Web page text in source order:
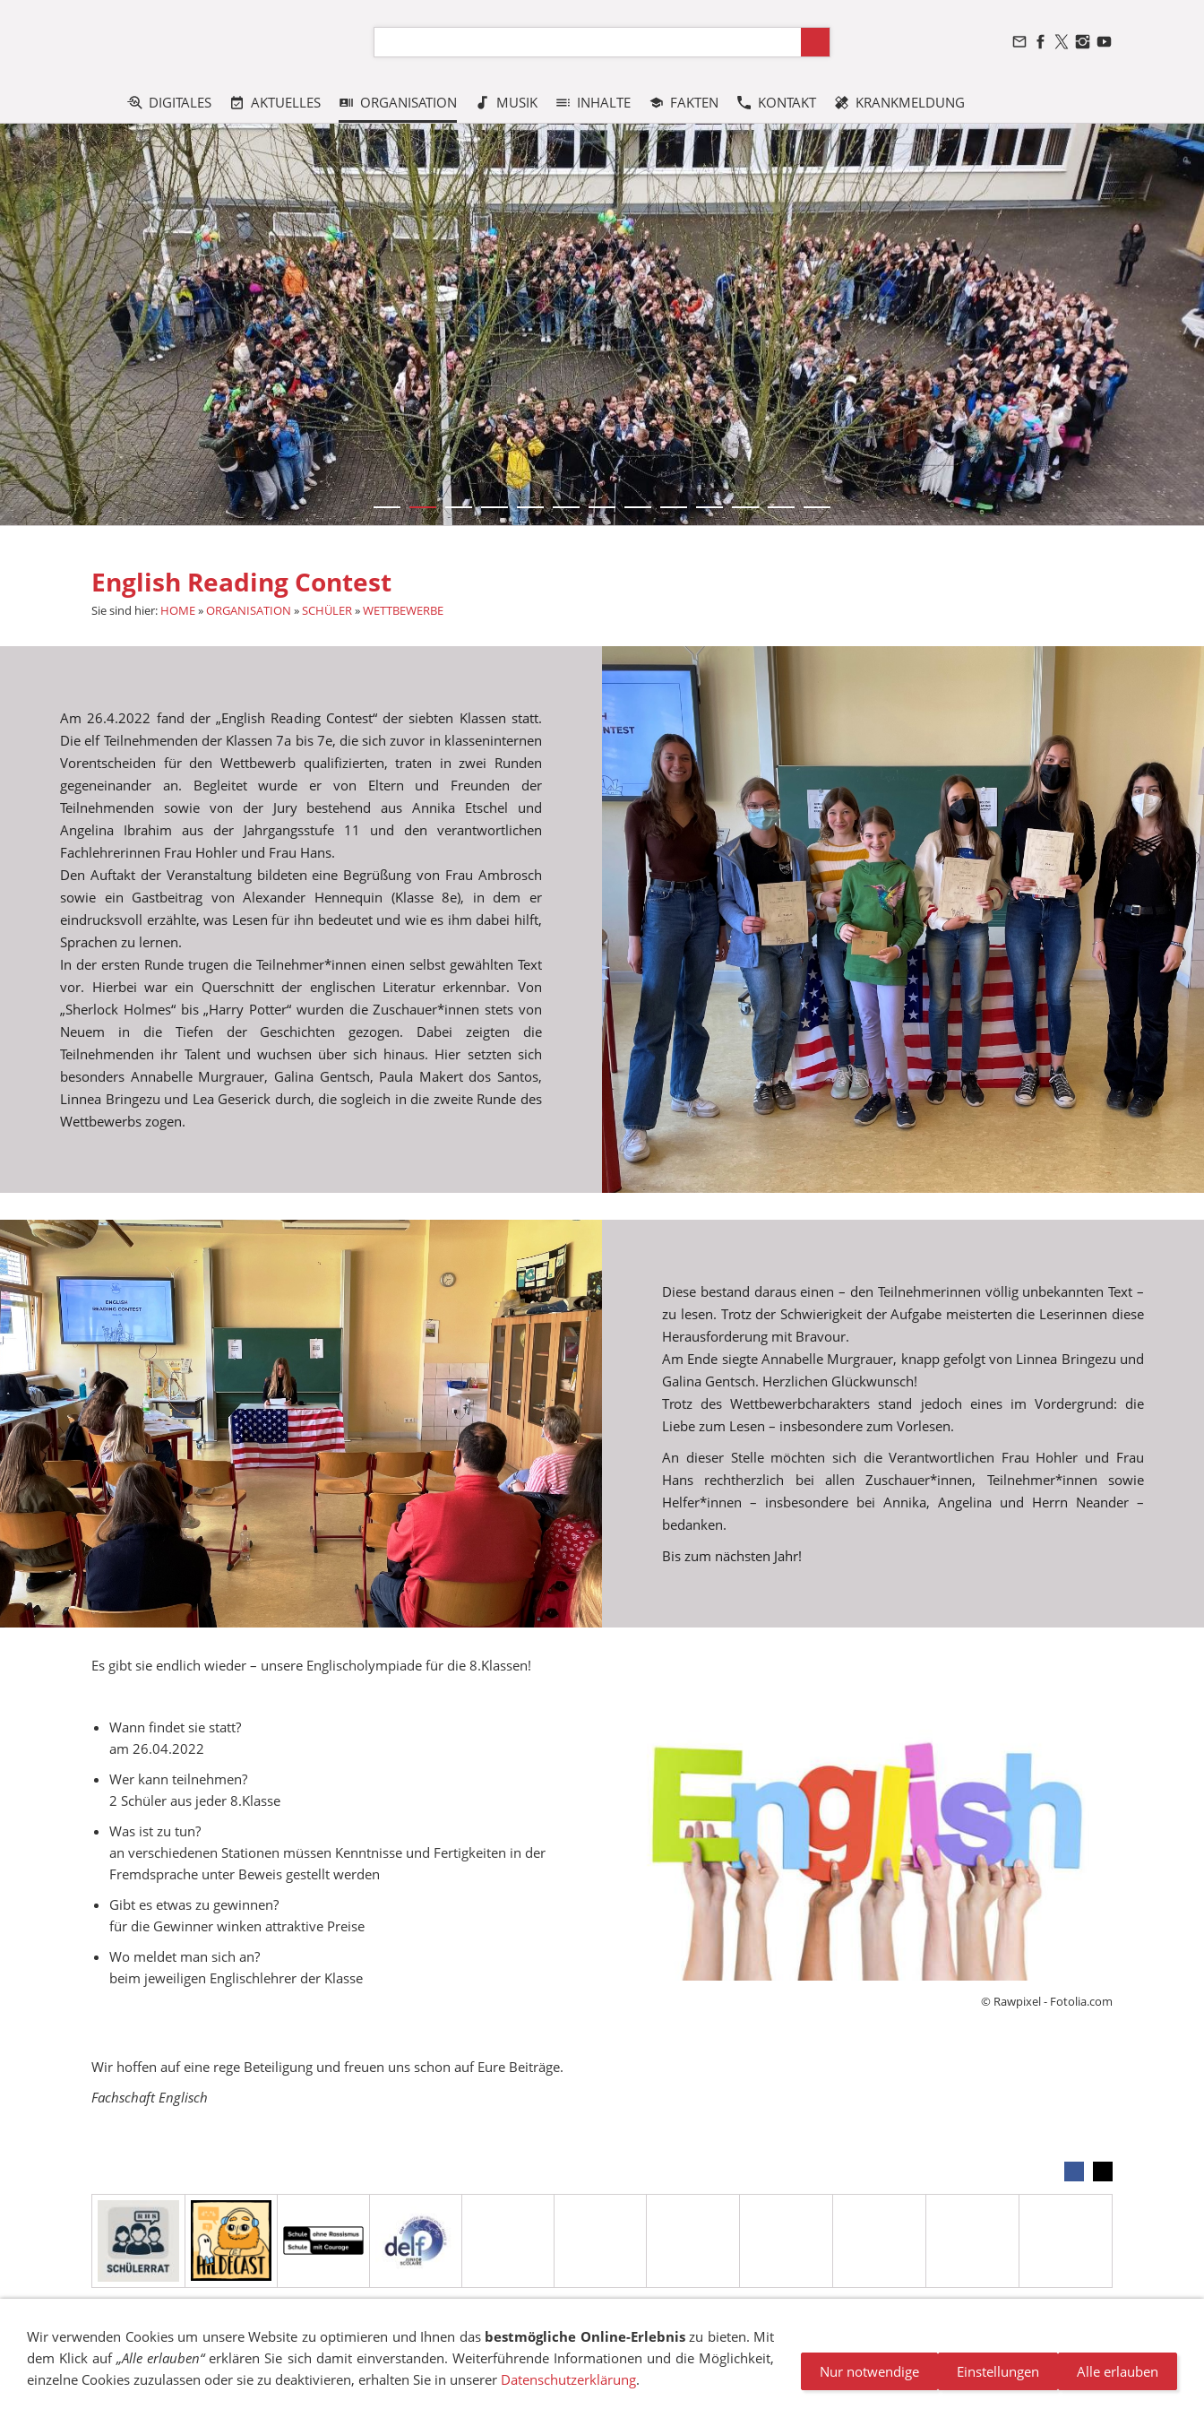
DIGITALES AKTUELLES ORGANISATION MUSIK INHALTE FAKTEN KONTAKT KRANKMELDUNG
English Reading Contest
Sie sind hier: HOME»ORGANISATION »SCHÜLER»WETTBEWERBE
Am 26.4.2022 fand der „English Reading Contest“ der siebten Klassen statt.
Die elf Teilnehmenden der Klassen 7a bis 7e, die sich zuvor in klasseninternen
Vorentscheiden für den Wettbewerb qualifizierten, traten in zwei Runden
gegeneinander an. Begleitet wurde er von Eltern und Freunden der
Teilnehmenden sowie von der Jury bestehend aus Annika Etschel und
Angelina Ibrahim aus der Jahrgangsstufe 11 und den verantwortlichen
Fachlehrerinnen Frau Hohler und Frau Hans.
Den Auftakt der Veranstaltung bildeten eine Begrüßung von Frau Ambrosch
sowie ein Gastbeitrag von Alexander Hennequin (Klasse 8e), in dem er
eindrucksvoll erzählte, was Lesen für ihn bedeutet und wie es ihm dabei hilft,
Sprachen zu lernen.
In der ersten Runde trugen die Teilnehmer*innen einen selbst gewählten Text
vor. Hierbei war ein Querschnitt der englischen Literatur erkennbar. Von
„Sherlock Holmes“ bis „Harry Potter“ wurden die Zuschauer*innen stets von
Neuem in die Tiefen der Geschichten gezogen. Dabei zeigten die
Teilnehmenden ihr Talent und wuchsen über sich hinaus. Hier setzten sich
besonders Annabelle Murgrauer, Galina Gentsch, Paula Makert dos Santos,
Linnea Bringezu und Lea Geserick durch, die sogleich in die zweite Runde des
Wettbewerbs zogen.
Diese bestand daraus einen – den Teilnehmerinnen völlig unbekannten Text –
zu lesen. Trotz der Schwierigkeit der Aufgabe meisterten die Leserinnen diese
Herausforderung mit Bravour.
Am Ende siegte Annabelle Murgrauer, knapp gefolgt von Linnea Bringezu und
Galina Gentsch. Herzlichen Glückwunsch!
Trotz des Wettbewerbcharakters stand jedoch eines im Vordergrund: die
Liebe zum Lesen – insbesondere zum Vorlesen.
An dieser Stelle möchten sich die Verantwortlichen Frau Hohler und Frau
Hans rechtherzlich bei allen Zuschauer*innen, Teilnehmer*innen sowie
Helfer*innen – insbesondere bei Annika, Angelina und Herrn Neander –
bedanken.
Bis zum nächsten Jahr!
Es gibt sie endlich wieder – unsere Englischolympiade für die 8.Klassen!
Wann findet sie statt?
am 26.04.2022
Wer kann teilnehmen?
2 Schüler aus jeder 8.Klasse
Was ist zu tun?
an verschiedenen Stationen müssen Kenntnisse und Fertigkeiten in der
Fremdsprache unter Beweis gestellt werden
Gibt es etwas zu gewinnen?
für die Gewinner winken attraktive Preise
Wo meldet man sich an?
beim jeweiligen Englischlehrer der Klasse
© Rawpixel - Fotolia.com
Wir hoffen auf eine rege Beteiligung und freuen uns schon auf Eure Beiträge.
Fachschaft Englisch
IMPRESSUM SITEMAP DATENSCHUTZ SUCHEN COOKIES TRANSPARENZ BESCHWERDEMANAGEMENT VANDALISMUS NEWSLETTER STELLENANGEBOTE
Wir verwenden Cookies um unsere Website zu optimieren und Ihnen das bestmögliche Online-Erlebniszu bieten. Mit
dem Klick auf„Alle erlauben“erklären Sie sich damit einverstanden. Weiterführende Informationen und die Möglichkeit,
einzelne Cookies zuzulassen oder sie zu deaktivieren, erhalten Sie in unserer Datenschutzerklärung. Nur notwendige Einstellungen Alle erlauben